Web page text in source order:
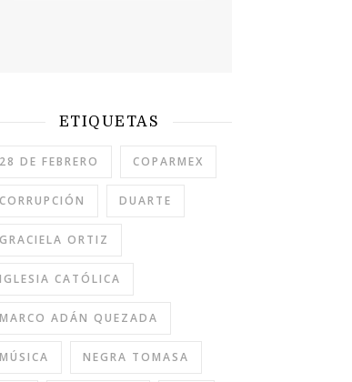
ETIQUETAS
28 DE FEBRERO COPARMEX
CORRUPCIÓN DUARTE
GRACIELA ORTIZ
IGLESIA CATÓLICA
MARCO ADÁN QUEZADA
MÚSICA NEGRA TOMASA